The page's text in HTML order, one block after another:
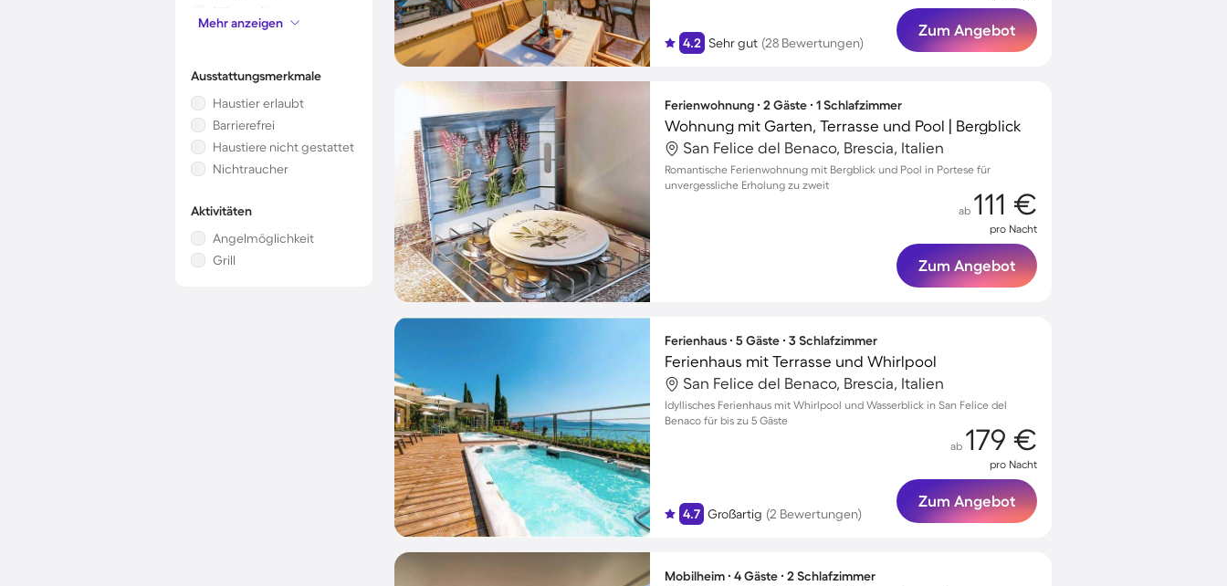
Mikrowelle
Kinderbett
Mehr anzeigen
Ausstattungsmerkmale
Haustier erlaubt
Barrierefrei
Haustiere nicht gestattet
Nichtraucher
Aktivitäten
Angelmöglichkeit
Grill
4.2 Sehr gut (28 Bewertungen)
Zum Angebot
Ferienwohnung ∙ 2 Gäste ∙ 1 Schlafzimmer
Wohnung mit Garten, Terrasse und Pool | Bergblick
San Felice del Benaco, Brescia, Italien
Romantische Ferienwohnung mit Bergblick und Pool in Portese für
unvergessliche Erholung zu zweit
ab 111 €
pro Nacht
Zum Angebot
Ferienhaus ∙ 5 Gäste ∙ 3 Schlafzimmer
Ferienhaus mit Terrasse und Whirlpool
San Felice del Benaco, Brescia, Italien
Idyllisches Ferienhaus mit Whirlpool und Wasserblick in San Felice del
Benaco für bis zu 5 Gäste
4.7 Großartig (2 Bewertungen)
ab 179 €
pro Nacht
Zum Angebot
Mobilheim ∙ 4 Gäste ∙ 2 Schlafzimmer